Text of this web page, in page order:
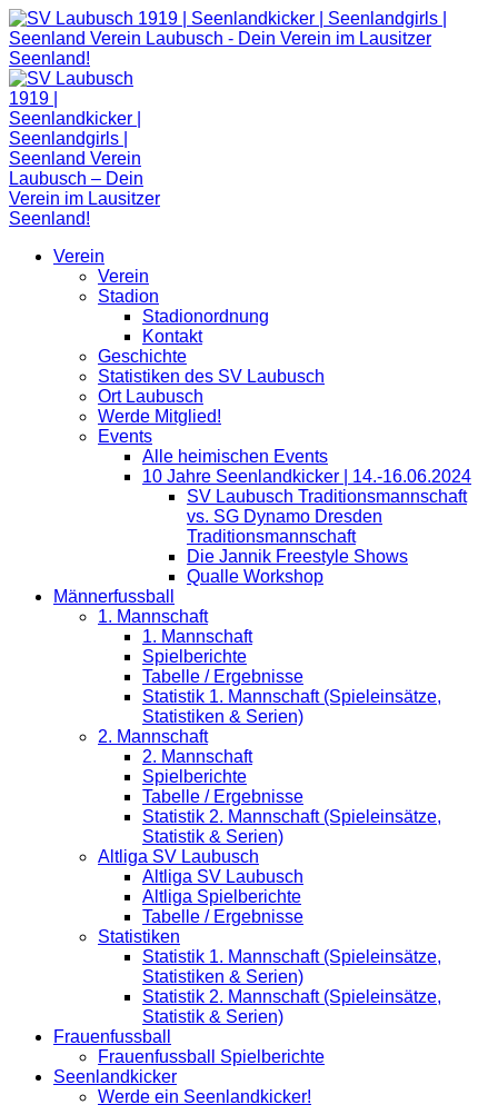
Zum
Inhalt
springen
Verein
Verein
Stadion
Stadionordnung
Kontakt
Geschichte
Statistiken des SV Laubusch
Ort Laubusch
Werde Mitglied!
Events
Alle heimischen Events
10 Jahre Seenlandkicker | 14.-16.06.2024
SV Laubusch Traditionsmannschaft
vs. SG Dynamo Dresden
Traditionsmannschaft
Die Jannik Freestyle Shows
Qualle Workshop
Männerfussball
1. Mannschaft
1. Mannschaft
Spielberichte
Tabelle / Ergebnisse
Statistik 1. Mannschaft (Spieleinsätze,
Statistiken & Serien)
2. Mannschaft
2. Mannschaft
Spielberichte
Tabelle / Ergebnisse
Statistik 2. Mannschaft (Spieleinsätze,
Statistik & Serien)
Altliga SV Laubusch
Altliga SV Laubusch
Altliga Spielberichte
Tabelle / Ergebnisse
Statistiken
Statistik 1. Mannschaft (Spieleinsätze,
Statistiken & Serien)
Statistik 2. Mannschaft (Spieleinsätze,
Statistik & Serien)
Frauenfussball
Frauenfussball Spielberichte
Seenlandkicker
Werde ein Seenlandkicker!